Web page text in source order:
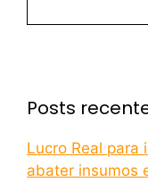
Posts
Lucro Real para
abater insumos